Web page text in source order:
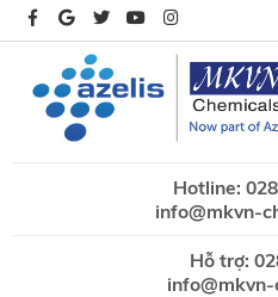
Hotline:
info@mkvn-
Hỗ trợ: